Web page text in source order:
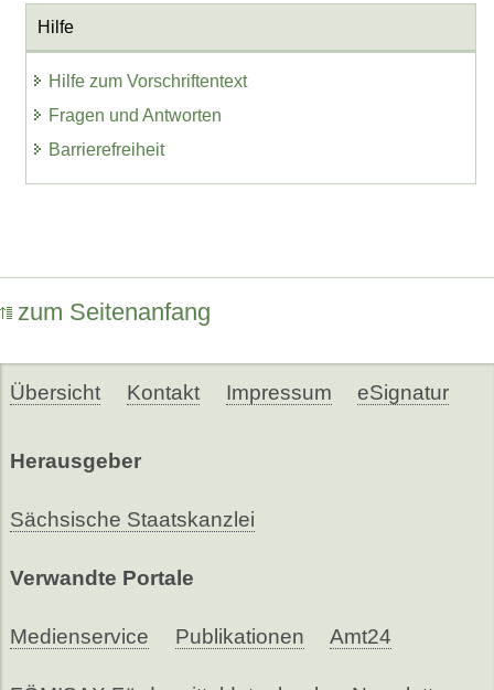
Hilfe
Hilfe zum Vorschriftentext
Fragen und Antworten
Barrierefreiheit
zum Seitenanfang
Übersicht Kontakt Impressum eSignatur
Herausgeber
Sächsische Staatskanzlei
Verwandte Portale
Medienservice Publikationen Amt24